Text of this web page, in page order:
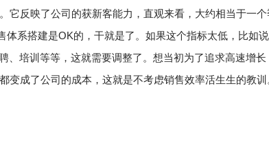
它反映了公司的获新客能力，直观来看，大约相当于一个
系搭建是OK的，干就是了。 如果这个指标太低，比如
培训等等，这就需要调整了。 想当初为了追求高速增长
成了公司的成本，这就是不考虑销售效率活生生的教训